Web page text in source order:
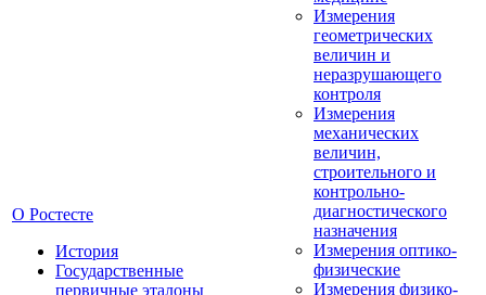
О Ростесте
История
Государственные
первичные эталоны
Измерения
геометрических
величин и
неразрушающего
контроля
Измерения
механических
величин,
строительного и
контрольно-
диагностического
назначения
Измерения оптико-
физические
Измерения физико-